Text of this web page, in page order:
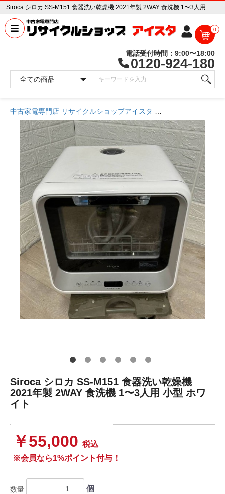
Siroca シロカ SS-M151 食器洗い乾燥機 2021年製 2WAY 食洗機 1〜3人用 小型 ホワイト 中古家電販売専門店 リサイクルショップ アイスタ
0
電話受付時間：9:00〜18:00
0120-924-180
中古家電専門店 リサイクルショップアイスタ
Siroca シロカ SS-M151 食器洗い乾燥機
2021年製 2WAY 食洗機 1〜3人用 小型 ホワ
イト
￥55,000 税込
※会員なら1%ポイント付与！
数量 個